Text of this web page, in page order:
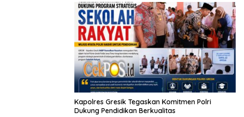
Kapolres Gresik Tegaskan Komitmen Polri
Dukung Pendidikan Berkualitas